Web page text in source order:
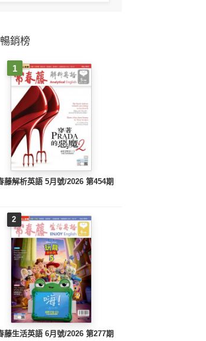
Live互動英語2012年5
月號(PDF)
銷榜
1
藤解析英語 5月號/2026 第454期
2
藤生活英語 6月號/2026 第277期